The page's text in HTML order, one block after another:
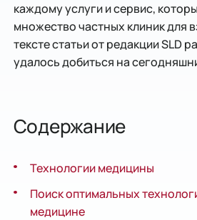
каждому услуги и сервис,
множество частных клиник для
тексте статьи от редакции SLD
удалось добиться на
Содержание
Технологии медицины
Поиск оптимальных
медицине